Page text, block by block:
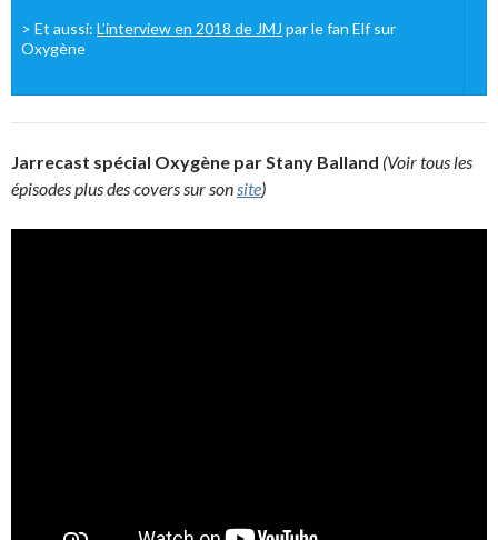
> Et aussi: L’interview en 2018 de JMJ par le fan Elf sur
Oxygène
Jarrecast spécial Oxygène par Stany Balland (Voir tous les
épisodes plus des covers sur sonsite)